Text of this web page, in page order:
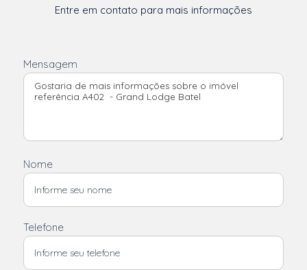
Entre em contato para mais informações
Mensagem
Nome
Telefone